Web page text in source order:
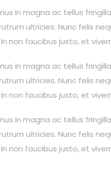
in magna ac tellus
ultricies. Nunc felis
non faucibus justo, et
in magna ac tellus
ultricies. Nunc felis
non faucibus justo, et
in magna ac tellus
ultricies. Nunc felis
non faucibus justo, et